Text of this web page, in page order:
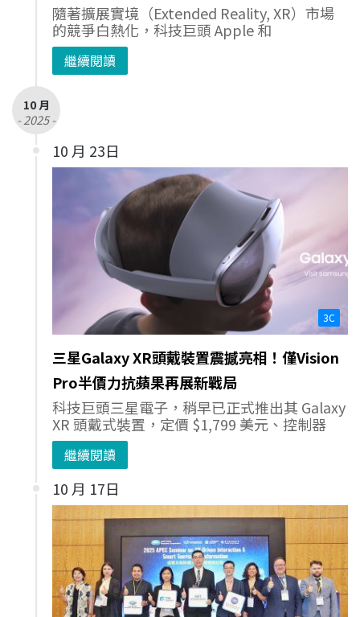
隨著擴展實境（Extended Reality, XR）市場
的競爭白熱化，科技巨頭 Apple 和
繼續閱讀
10 月
- 2025 -
10 月 23日
3C
三星Galaxy XR頭戴裝置震撼亮相！僅Vision
Pro半價力抗蘋果再展新戰局
科技巨頭三星電子，稍早已正式推出其 Galaxy
XR 頭戴式裝置，定價 $1,799 美元、控制器
繼續閱讀
10 月 17日